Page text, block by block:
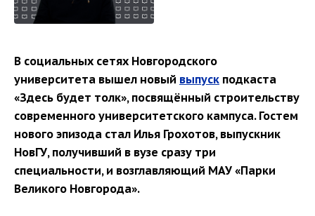
В социальных сетях Новгородского
университета вышел новый выпуск подкаста
«Здесь будет толк», посвящённый строительству
современного университетского кампуса. Гостем
нового эпизода стал Илья Грохотов, выпускник
НовГУ, получивший в вузе сразу три
специальности, и возглавляющий МАУ «Парки
Великого Новгорода».